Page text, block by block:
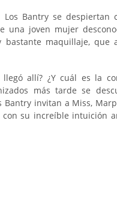
Bantry se despiertan
una joven mujer
maquillaje, que
llegó allí? ¿Y cuál es la
más tarde se
Bantry invitan a Miss,
su increíble intuición